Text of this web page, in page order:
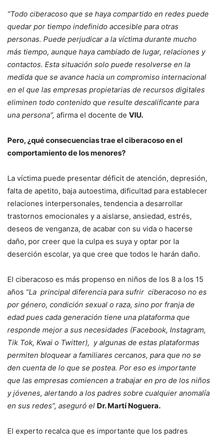
“Todo ciberacoso que se haya compartido en redes puede
quedar por tiempo indefinido accesible para otras
personas. Puede perjudicar a la víctima durante mucho
más tiempo, aunque haya cambiado de lugar, relaciones y
contactos. Esta situación solo puede resolverse en la
medida que se avance hacia un compromiso internacional
en el que las empresas propietarias de recursos digitales
eliminen todo contenido que resulte descalificante para
una persona”, afirma el docente de VIU.
Pero, ¿qué consecuencias trae el ciberacoso en el
comportamiento de los menores?
La víctima puede presentar déficit de atención, depresión,
falta de apetito, baja autoestima, dificultad para establecer
relaciones interpersonales, tendencia a desarrollar
trastornos emocionales y a aislarse, ansiedad, estrés,
deseos de venganza, de acabar con su vida o hacerse
daño, por creer que la culpa es suya y optar por la
deserción escolar, ya que cree que todos le harán daño.
El ciberacoso es más propenso en niños de los 8 a los 15
años “La principal diferencia para sufrir ciberacoso no es
por género, condición sexual o raza, sino por franja de
edad pues cada generación tiene una plataforma que
responde mejor a sus necesidades (Facebook, Instagram,
Tik Tok, Kwai o Twitter), y algunas de estas plataformas
permiten bloquear a familiares cercanos, para que no se
den cuenta de lo que se postea. Por eso es importante
que las empresas comiencen a trabajar en pro de los niños
y jóvenes, alertando a los padres sobre cualquier anomalía
en sus redes”, aseguró el Dr. Martí Noguera.
El experto recalca que es importante que los padres